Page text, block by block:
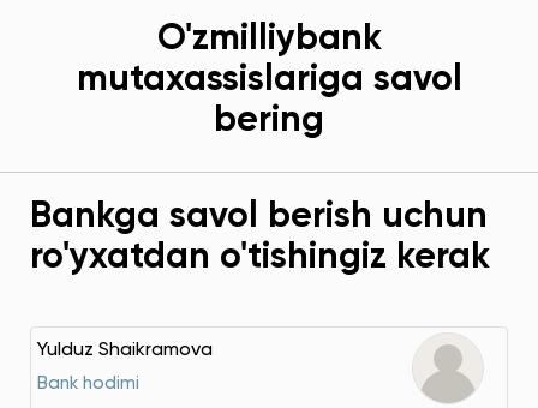
O'zmilliybank
mutaxassislariga savol
bering
Bankga savol berish uchun
ro'yxatdan o'tishingiz kerak
Yulduz Shaikramova
Bank hodimi